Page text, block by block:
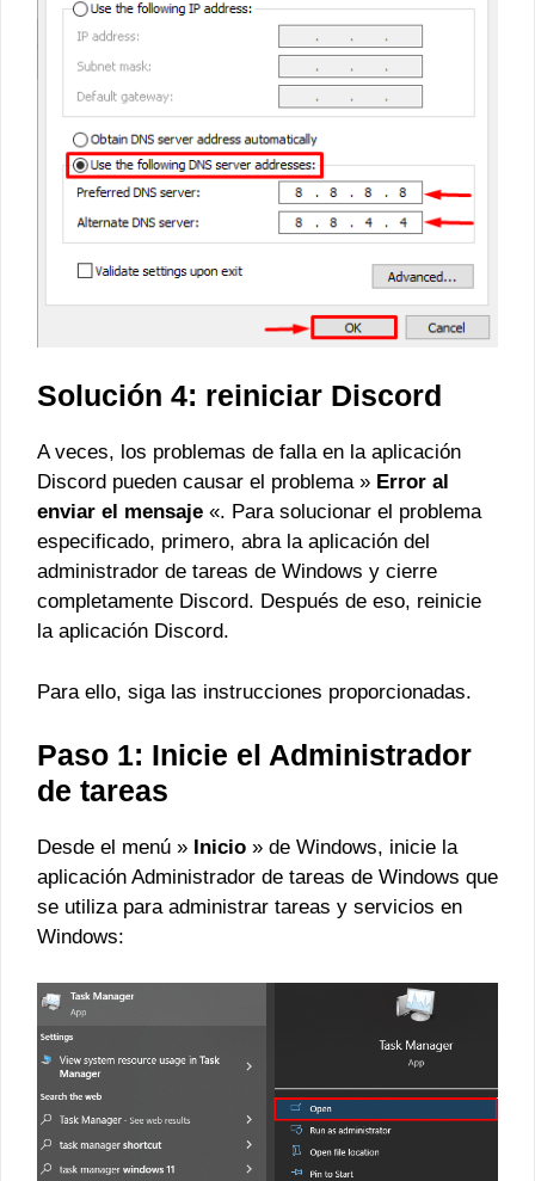
Solución 4: reiniciar Discord
A veces, los problemas de falla en la aplicación
Discord pueden causar el problema » Error al
enviar el mensaje «. Para solucionar el problema
especificado, primero, abra la aplicación del
administrador de tareas de Windows y cierre
completamente Discord. Después de eso, reinicie
la aplicación Discord.
Para ello, siga las instrucciones proporcionadas.
Paso 1: Inicie el Administrador
de tareas
Desde el menú » Inicio » de Windows, inicie la
aplicación Administrador de tareas de Windows que
se utiliza para administrar tareas y servicios en
Windows: